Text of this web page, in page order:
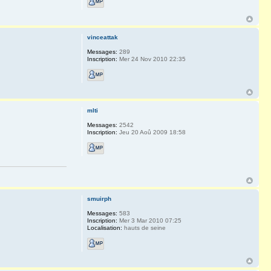
vinceattak
Messages: 289
Inscription: Mer 24 Nov 2010 22:35
mlti
Messages: 2542
Inscription: Jeu 20 Aoû 2009 18:58
smuirph
Messages: 583
Inscription: Mer 3 Mar 2010 07:25
Localisation: hauts de seine